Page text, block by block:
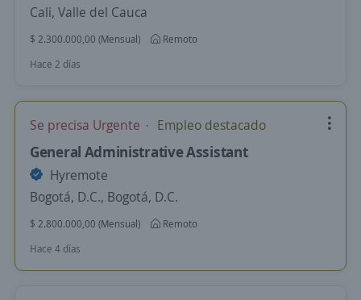
Cali, Valle del Cauca
$ 2.300.000,00 (Mensual)
Remoto
Hace 2 días
Se precisa Urgente Empleo destacado
General Administrative Assistant
Hyremote
Bogotá, D.C., Bogotá, D.C.
$ 2.800.000,00 (Mensual)
Remoto
Hace 4 días